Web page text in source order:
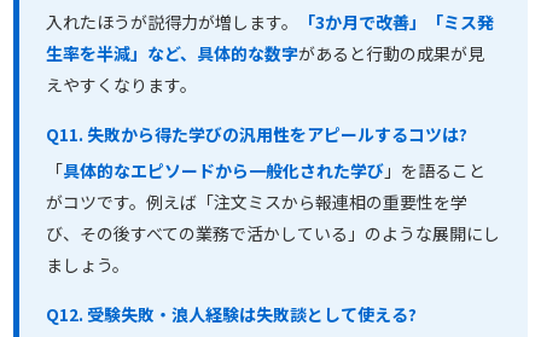
入れたほうが説得力が増します。
「3か月で改善」「ミス発
生率を半減」など、具体的な数字があると行動の成果が見
えやすくなります。
Q11. 失敗から得た学びの汎用性をアピールするコツは?
「具体的なエピソードから一般化された学び 」を語ること
がコツです。例えば「注文ミスから報連相の重要性を学
び、その後すべての業務で活かしている」のような展開にし
ましょう。
Q12. 受験失敗・浪人経験は失敗談として使える?